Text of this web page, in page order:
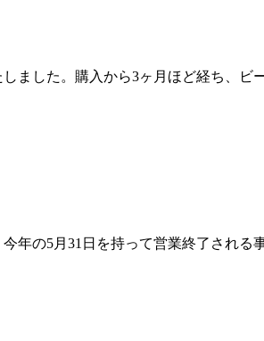
ました。購入から3ヶ月ほど経ち、
の5月31日を持って営業終了される